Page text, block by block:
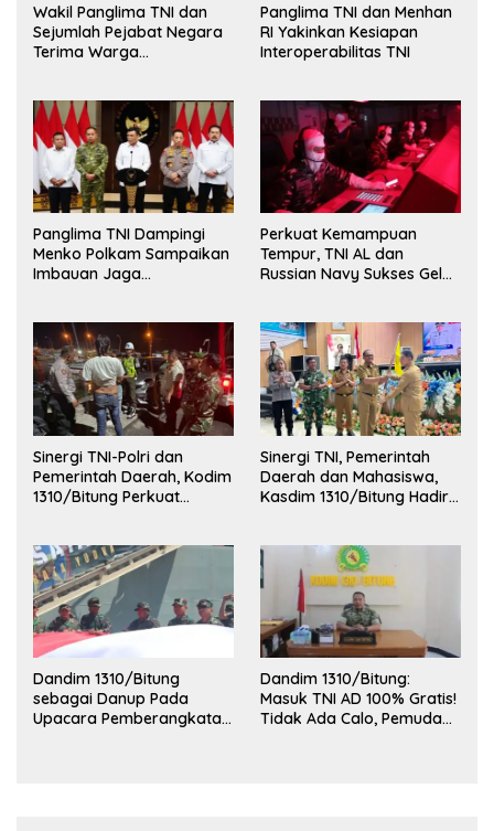
Wakil Panglima TNI dan
Sejumlah Pejabat Negara
Terima Warga
Panglima TNI dan Menhan
RI Yakinkan Kesiapan
Interoperabilitas TNI
Panglima TNI Dampingi
Menko Polkam Sampaikan
Imbauan Jaga
Perkuat Kemampuan
Tempur, TNI AL dan
Russian Navy Sukses Gelar
Sinergi TNI-Polri dan
Pemerintah Daerah, Kodim
1310/Bitung Perkuat
Sinergi TNI, Pemerintah
Daerah dan Mahasiswa,
Kasdim 1310/Bitung Hadiri
Kota Bitung
Dandim 1310/Bitung
sebagai Danup Pada
Upacara Pemberangkatan
Dandim 1310/Bitung:
Masuk TNI AD 100% Gratis!
Tidak Ada Calo, Pemuda